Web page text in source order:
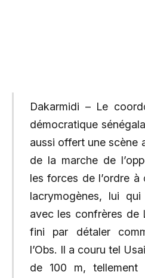
Dakarmidi – Le
démocratique
aussi offert une scène
de la marche de
les forces de l’ordre
lacrymogènes, lui
avec les confrères de
fini par détaler
l’Obs. Il a couru tel
de 100 m, tellement